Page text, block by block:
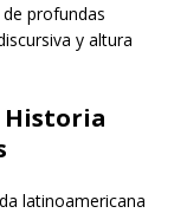
profundas
y altura
Historia
latinoamericana